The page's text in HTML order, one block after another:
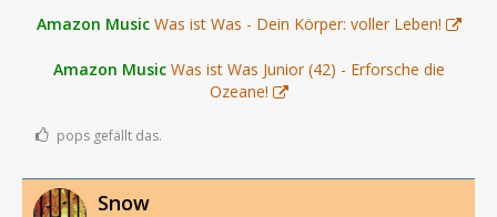
Amazon Music Was ist Was - Dein Körper: voller Leben!
Amazon Music Was ist Was Junior (42) - Erforsche die
Ozeane!
pops gefällt das.
Snow